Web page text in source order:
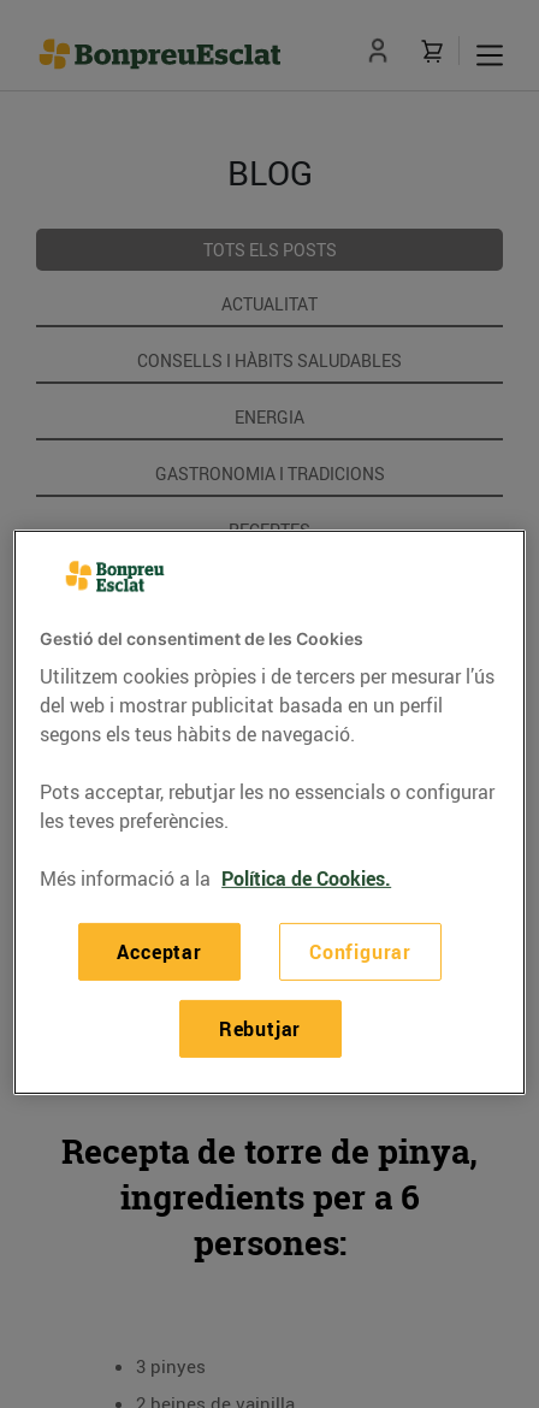
BLOG
TOTS ELS POSTS
ACTUALITAT
CONSELLS I HÀBITS SALUDABLES
ENERGIA
GASTRONOMIA I TRADICIONS
RECEPTES
RECEPTES
Recepta de torre de
pinya
Recepta de torre de pinya,
ingredients per a 6
persones:
3 pinyes
2 beines de vainilla
Gestió del consentiment de les Cookies
Utilitzem cookies pròpies i de tercers per mesurar l’ús
del web i mostrar publicitat basada en un perfil
segons els teus hàbits de navegació.
Pots acceptar, rebutjar les no essencials o configurar
les teves preferències.
Més informació a la Política de Cookies.
Configurar
Rebutjar
Acceptar